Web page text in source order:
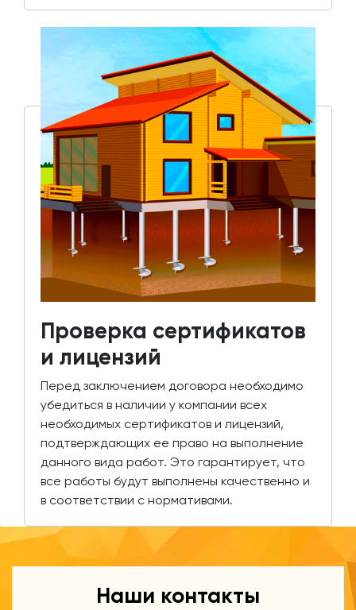
Проверка сертификатов
и лицензий
Перед заключением договора необходимо
убедиться в наличии у компании всех
необходимых сертификатов и лицензий,
подтверждающих ее право на выполнение
данного вида работ. Это гарантирует, что
все работы будут выполнены качественно и
в соответствии с нормативами.
Наши контакты